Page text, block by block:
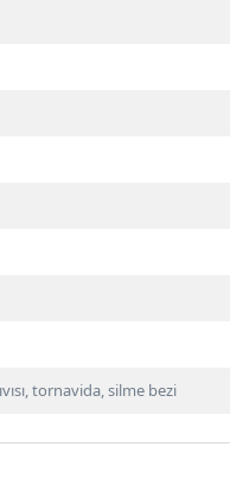
tornavida, silme bezi